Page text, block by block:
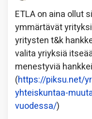
ETLA on aina ollut
ymmärtävät
yritysten t&k
valita yriyksiä
menestyviä
(https://piksu.net/
yhteiskuntaa-
vuodessa/)